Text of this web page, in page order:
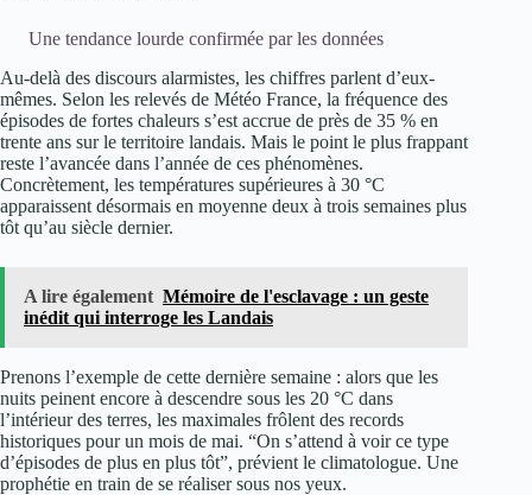
Une tendance lourde confirmée par les données
Au-delà des discours alarmistes, les chiffres parlent d’eux-
mêmes. Selon les relevés de Météo France, la fréquence des
épisodes de fortes chaleurs s’est accrue de près de 35 % en
trente ans sur le territoire landais. Mais le point le plus frappant
reste l’avancée dans l’année de ces phénomènes.
Concrètement, les températures supérieures à 30 °C
apparaissent désormais en moyenne deux à trois semaines plus
tôt qu’au siècle dernier.
A lire également Mémoire de l'esclavage : un geste
inédit qui interroge les Landais
Prenons l’exemple de cette dernière semaine : alors que les
nuits peinent encore à descendre sous les 20 °C dans
l’intérieur des terres, les maximales frôlent des records
historiques pour un mois de mai. “On s’attend à voir ce type
d’épisodes de plus en plus tôt”, prévient le climatologue. Une
prophétie en train de se réaliser sous nos yeux.